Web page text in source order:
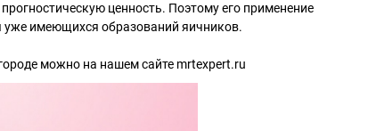
ценность. Поэтому его применение
уже имеющихся образований яичников.
можно на нашем сайте mrtexpert.ru